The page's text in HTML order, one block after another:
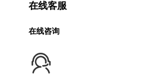
在线客服
在线咨询